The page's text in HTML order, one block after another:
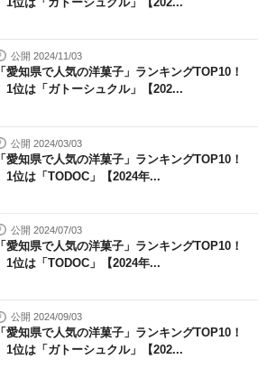
公開 2024/11/03
「愛知県で人気の洋菓子」ランキングTOP10！
1位は「ガトーシュクル」【202...
公開 2024/03/03
「愛知県で人気の洋菓子」ランキングTOP10！
1位は「TODOC」【2024年...
公開 2024/07/03
「愛知県で人気の洋菓子」ランキングTOP10！
1位は「TODOC」【2024年...
公開 2024/09/03
「愛知県で人気の洋菓子」ランキングTOP10！
1位は「ガトーシュクル」【202...